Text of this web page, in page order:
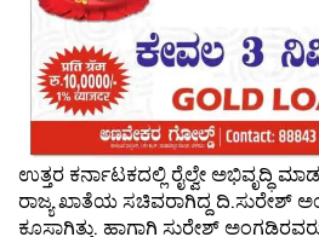
ಉತ್ತರ ಕರ್ನಾಟಕದಲ್ಲಿ ರೈಲ್ವೇ ಅಭಿವೃದ್ಧಿ
ರಾಜ್ಯ ಖಾತೆಯ ಸಚಿವರಾಗಿದ್ದ ದಿ.ಸುರೇಶ್
ಕೂಸಾಗಿತ್ತು. ಹಾಗಾಗಿ ಸುರೇಶ್